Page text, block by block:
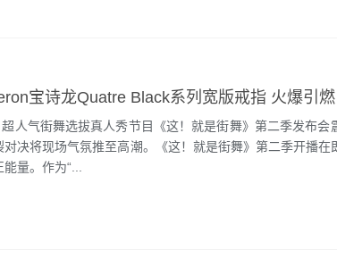
人气街舞选拔真人秀节目《这！就是街舞》第二季发布会
对决将现场气氛推至高潮。《这！就是街舞》第二季开播在
量。作为“...